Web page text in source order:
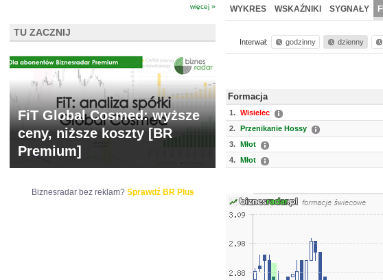
WYKRES WSKAŹNIKI SYGNAŁY
Interwał: godzinny dzienny
Formacja
1. Wisielec
2. Przenikanie Hossy
3. Młot
4. Młot
więcej »
TU ZACZNIJ
FiT Global Cosmed: wyższe
ceny, niższe koszty [BR
Premium]
Biznesradar bez reklam? Sprawdź BR Plus